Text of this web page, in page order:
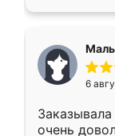
меньше,
Мне
мебели6
очень